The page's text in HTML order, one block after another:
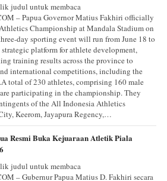
judul untuk membaca
– Papua Governor Matius Fakhiri officially
Championship at Mandala Stadium on
day sporting event will run from June 18 to
strategic platform for athlete development,
training results across the province to
international competitions, including the
total of 230 athletes, comprising 160 male
participating in the championship. They
of the All Indonesia Athletics
Keerom, Jayapura Regency,…
Resmi Buka Kejuaraan Atletik Piala
judul untuk membaca
– Gubernur Papua Matius D. Fakhiri secara